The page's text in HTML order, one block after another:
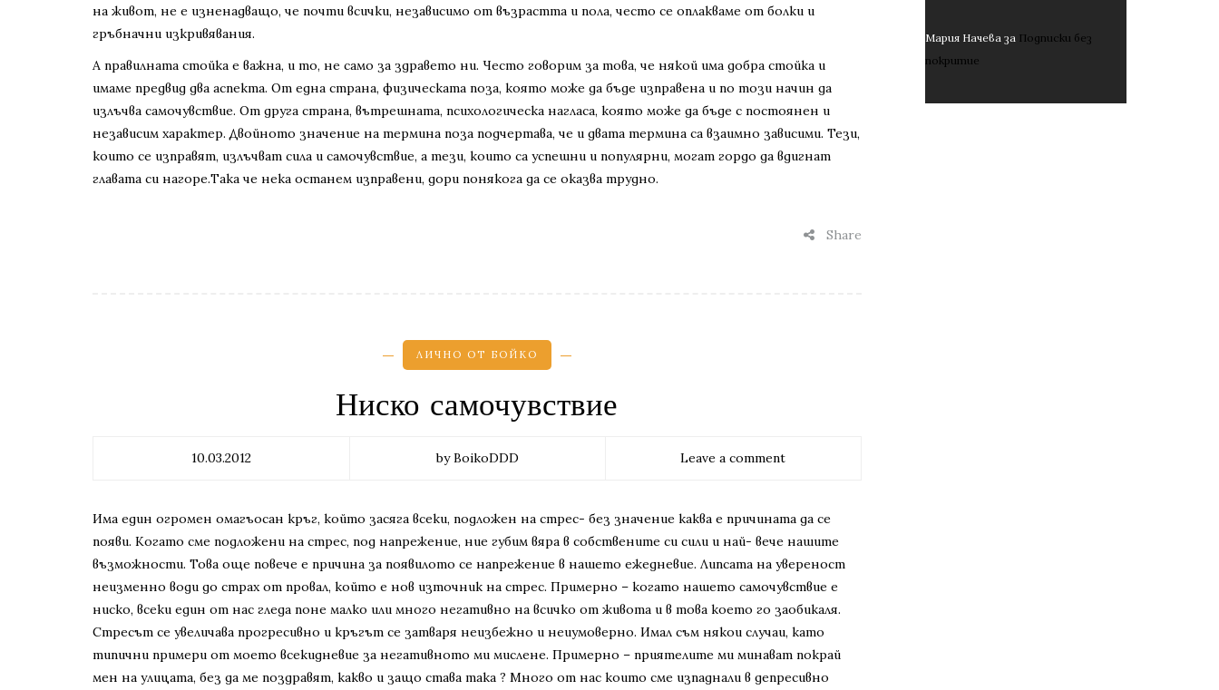
на живот, не е изненадващо, че почти всички, независимо от възрастта и пола, често се оплакваме от болки и
гръбначни изкривявания.
А правилната стойка е важна, и то, не само за здравето ни. Често говорим за това, че някой има добра стойка и
имаме предвид два аспекта. От една страна, физическата поза, която може да бъде изправена и по този начин да
излъчва самочувствие. От друга страна, вътрешната, психологическа нагласа, която може да бъде с постоянен и
независим характер. Двойното значение на термина поза подчертава, че и двата термина са взаимно зависими. Тези,
които се изправят, излъчват сила и самочувствие, а тези, които са успешни и популярни, могат гордо да вдигнат
главата си нагоре.Така че нека останем изправени, дори понякога да се оказва трудно.
Share
ЛИЧНО ОТ БОЙКО
Ниско самочувствие
10.03.2012 by BoikoDDD Leave a comment
Има един огромен омагъосан кръг, който засяга всеки, подложен на стрес- без значение каква е причината да се
появи. Когато сме подложени на стрес, под напрежение, ние губим вяра в собствените си сили и най- вече нашите
възможности. Това още повече е причина за появилото се напрежение в нашето ежедневие. Липсата на увереност
неизменно води до страх от провал, който е нов източник на стрес. Примерно – когато нашето самочувствие е
ниско, всеки един от нас гледа поне малко или много негативно на всичко от живота и в това което го заобикаля.
Стресът се увеличава прогресивно и кръгът се затваря неизбежно и неиумоверно. Имал съм някои случаи, като
типични примери от моето всекидневие за негативното ми мислене. Примерно – приятелите ми минават покрай
мен на улицата, без да ме поздравят, какво и защо става така ? Много от нас които сме изпаднали в депресивно
Мария Начеваза Подписки без
покритие